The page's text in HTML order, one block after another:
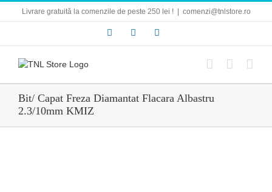
Livrare gratuită la comenzile de peste 250 lei ! comenzi@tnlstore.ro
Facebook
E-
Instagram
Bit/ Capat Freza Diamantat Flacara Albastru
2.3/10mm KMIZ